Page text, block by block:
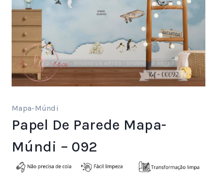
Mapa-Múndi
Papel De Parede Mapa-
Múndi – 092